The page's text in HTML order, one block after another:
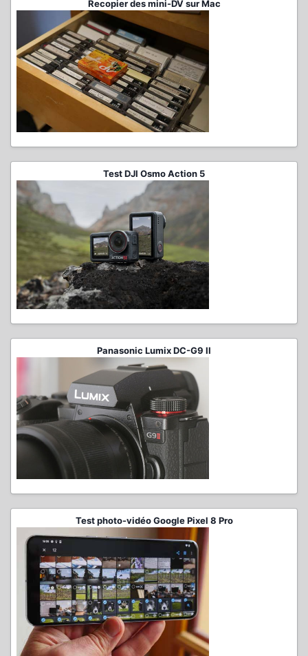
Recopier des mini-DV sur Mac
Test DJI Osmo Action 5
Panasonic Lumix DC-G9 II
Test photo-vidéo Google Pixel 8 Pro